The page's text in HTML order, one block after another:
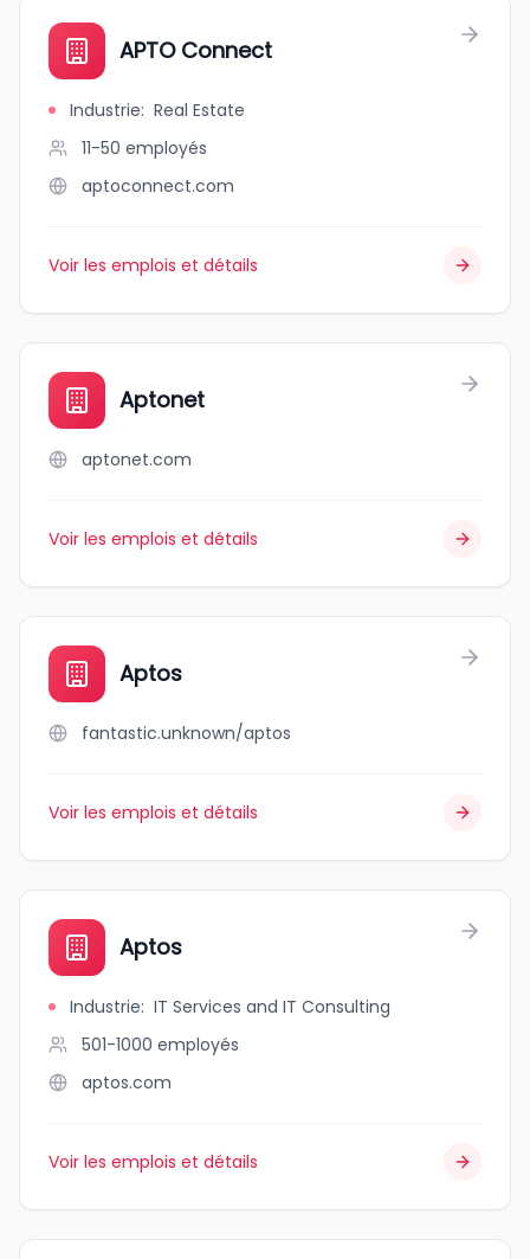
APTO Connect
Industrie: Real Estate
11-50 employés
aptoconnect.com
Voir les emplois et détails
Aptonet
aptonet.com
Voir les emplois et détails
Aptos
fantastic.unknown/aptos
Voir les emplois et détails
Aptos
Industrie: IT Services and IT Consulting
501-1000 employés
aptos.com
Voir les emplois et détails